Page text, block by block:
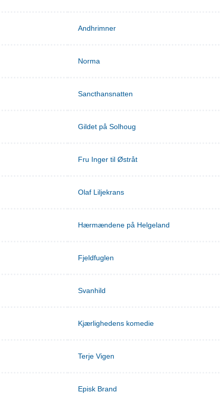
Andhrimner
Norma
Sancthansnatten
Gildet på Solhoug
Fru Inger til Østråt
Olaf Liljekrans
Hærmændene på Helgeland
Fjeldfuglen
Svanhild
Kjærlighedens komedie
Terje Vigen
Episk Brand